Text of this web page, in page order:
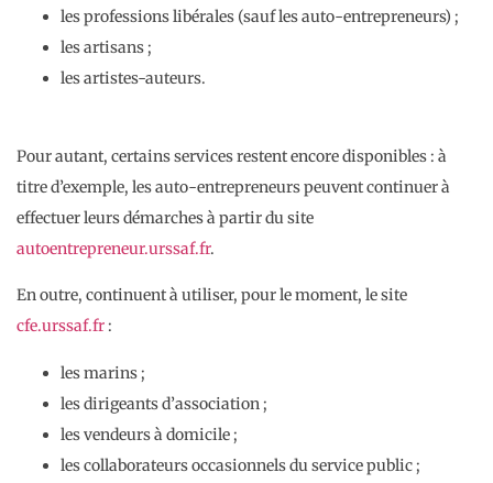
les professions libérales (sauf les auto-entrepreneurs) ;
les artisans ;
les artistes-auteurs.
Pour autant, certains services restent encore disponibles : à
titre d’exemple, les auto-entrepreneurs peuvent continuer à
effectuer leurs démarches à partir du site
autoentrepreneur.urssaf.fr.
En outre, continuent à utiliser, pour le moment, le site
cfe.urssaf.fr :
les marins ;
les dirigeants d’association ;
les vendeurs à domicile ;
les collaborateurs occasionnels du service public ;